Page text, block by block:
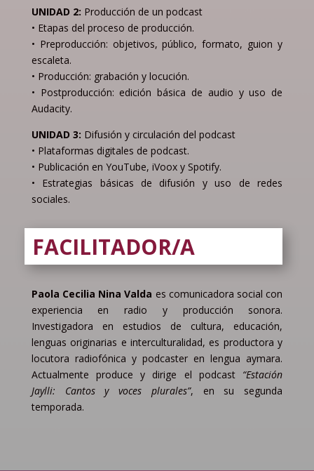
UNIDAD 2: Producción de un podcast
• Etapas del proceso de producción.
• Preproducción: objetivos, público, formato, guion y
escaleta.
• Producción: grabación y locución.
• Postproducción: edición básica de audio y uso de
Audacity.
UNIDAD 3: Difusión y circulación del podcast
• Plataformas digitales de podcast.
• Publicación en YouTube, iVoox y Spotify.
• Estrategias básicas de difusión y uso de redes
sociales.
FACILITADOR/A
Paola Cecilia Nina Valda es comunicadora social con
experiencia en radio y producción sonora.
Investigadora en estudios de cultura, educación,
lenguas originarias e interculturalidad, es productora y
locutora radiofónica y podcaster en lengua aymara.
Actualmente produce y dirige el podcast “Estación
Jaylli: Cantos y voces plurales”, en su segunda
temporada.